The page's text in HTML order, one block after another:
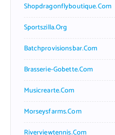
Shopdragonflyboutique.com
Sportszilla.org
Batchprovisionsbar.com
Brasserie-Gobette.com
Musicrearte.com
Morseysfarms.com
Riverviewtennis.com